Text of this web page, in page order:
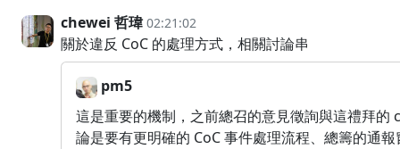
chewei 哲瑋 02:21:02
關於違反 CoC 的處理方式，相關討論串
pm5
這是重要的機制，之前總召的意見徵詢與這禮拜的
論是要有更明確的 CoC 事件處理流程、總籌的通